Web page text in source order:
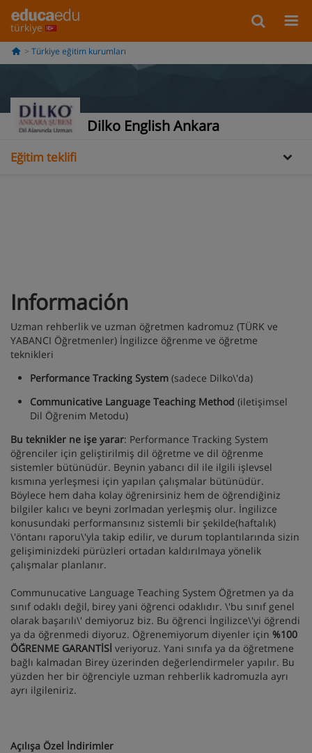
türkiye
Türkiye eğitim kurumları
Dilko English Ankara
Bilgi
Eğitim teklifi
Información
Uzman rehberlik ve uzman öğretmen kadromuz (TÜRK ve
YABANCI Öğretmenler) İngilizce öğrenme ve öğretme
teknikleri
Performance Tracking System (sadece Dilko\'da)
Communicative Language Teaching Method (iletişimsel
Dil Öğrenim Metodu)
Bu teknikler ne işe yarar: Performance Tracking System
öğrenciler için geliştirilmiş dil öğretme ve dil öğrenme
sistemler bütünüdür. Beynin yabancı dil ile ilgili işlevsel
kısmına yerleşmesi için yapılan çalışmalar bütünüdür.
Böylece hem daha kolay öğrenirsiniz hem de öğrendiğiniz
bilgiler kalıcı ve beyni zorlmadan yerleşmiş olur. İngilizce
konusundaki performansınız sistemli bir şekilde(haftalık)
\'öntanı raporu\'yla takip edilir, ve durum toplantılarında sizin
gelişiminizdeki pürüzleri ortadan kaldırılmaya yönelik
çalışmalar planlanır.
Communucative Language Teaching System Öğretmen ya da
sınıf odaklı değil, birey yani öğrenci odaklıdır. \'bu sınıf genel
olarak başarılı\' demiyoruz biz. Bu öğrenci İngilizce\'yi öğrendi
ya da öğrenmedi diyoruz. Öğrenemiyorum diyenler için %100
ÖĞRENME GARANTİSİ veriyoruz. Yani sınıfa ya da öğretmene
bağlı kalmadan Birey üzerinden değerlendirmeler yapılır. Bu
yüzden her bir öğrenciyle uzman rehberlik kadromuzla ayrı
ayrı ilgileniriz.
Açılışa Özel İndirimler